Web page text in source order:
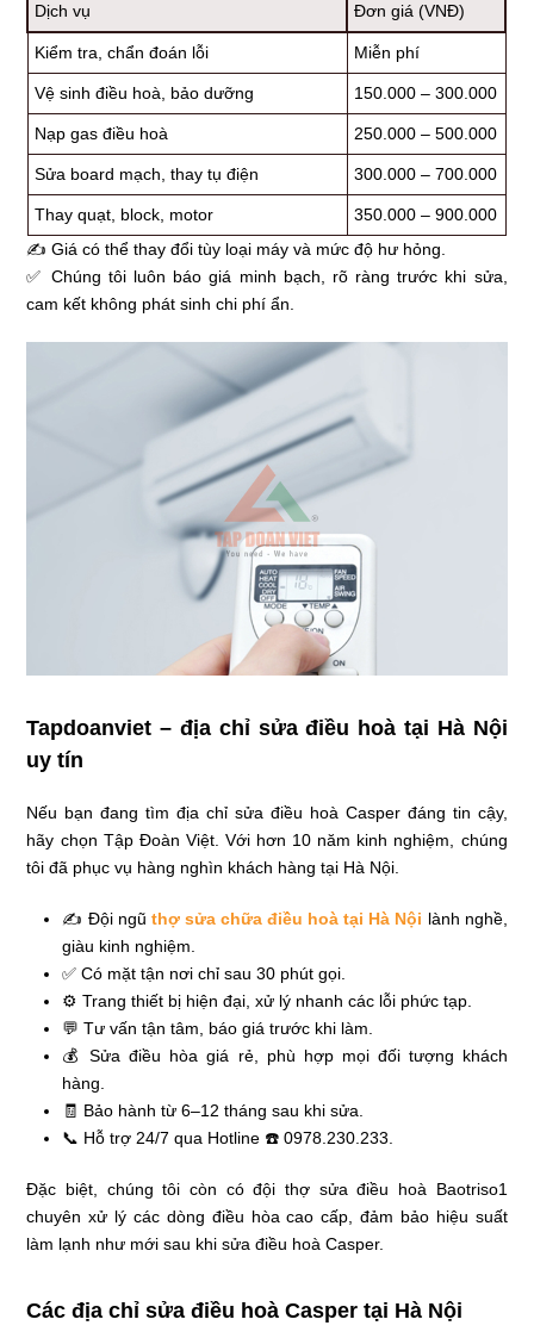
Dịch vụ Đơn giá (VNĐ)
Kiểm tra, chẩn đoán lỗi Miễn phí
Vệ sinh điều hoà, bảo dưỡng 150.000 – 300.000
Nạp gas điều hoà 250.000 – 500.000
Sửa board mạch, thay tụ điện 300.000 – 700.000
Thay quạt, block, motor
350.000 – 900.000
✍ Giá có thể thay đổi tùy loại máy và mức độ hư hỏng.
✅ Chúng tôi luôn báo giá minh bạch, rõ ràng trước khi sửa,
cam kết không phát sinh chi phí ẩn.
Tapdoanviet – địa chỉ sửa điều hoà tại Hà Nội
uy tín
Nếu bạn đang tìm địa chỉ sửa điều hoà Casper đáng tin cậy,
hãy chọn Tập Đoàn Việt. Với hơn 10 năm kinh nghiệm, chúng
tôi đã phục vụ hàng nghìn khách hàng tại Hà Nội.
✍ Đội ngũ thợ sửa chữa điều hoà tại Hà Nội lành nghề,
giàu kinh nghiệm.
✅ Có mặt tận nơi chỉ sau 30 phút gọi.
⚙️ Trang thiết bị hiện đại, xử lý nhanh các lỗi phức tạp.
💬 Tư vấn tận tâm, báo giá trước khi làm.
💰 Sửa điều hòa giá rẻ, phù hợp mọi đối tượng khách
hàng.
🧾 Bảo hành từ 6–12 tháng sau khi sửa.
📞 Hỗ trợ 24/7 qua Hotline ☎️ 0978.230.233.
Đặc biệt, chúng tôi còn có đội thợ sửa điều hoà Baotriso1
chuyên xử lý các dòng điều hòa cao cấp, đảm bảo hiệu suất
làm lạnh như mới sau khi sửa điều hoà Casper.
Các địa chỉ sửa điều hoà Casper tại Hà Nội